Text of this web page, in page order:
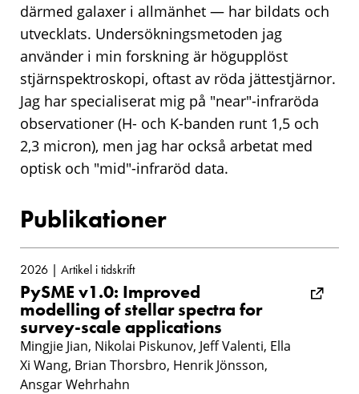
därmed galaxer i allmänhet — har bildats och
utvecklats. Undersökningsmetoden jag
använder i min forskning är högupplöst
stjärnspektroskopi, oftast av röda jättestjärnor.
Jag har specialiserat mig på "near"-infraröda
observationer (H- och K-banden runt 1,5 och
2,3 micron), men jag har också arbetat med
optisk och "mid"-infraröd data.
Publikationer
2026 | Artikel i tidskrift
PySME v1.0: Improved
modelling of stellar spectra for
survey-scale applications
Mingjie Jian, Nikolai Piskunov, Jeff Valenti, Ella
Xi Wang, Brian Thorsbro, Henrik Jönsson,
Ansgar Wehrhahn